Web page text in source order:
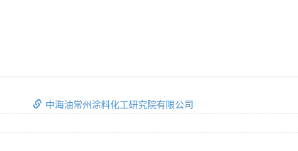
中海油常州涂料化工研究院有限公司